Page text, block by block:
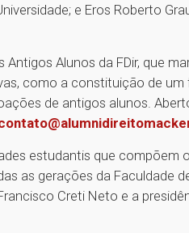
e Eros Roberto
Alunos da FDir, que
como a constituição de um
de antigos alunos.
estudantis que compõem
as gerações da Faculdade
Creti Neto e a